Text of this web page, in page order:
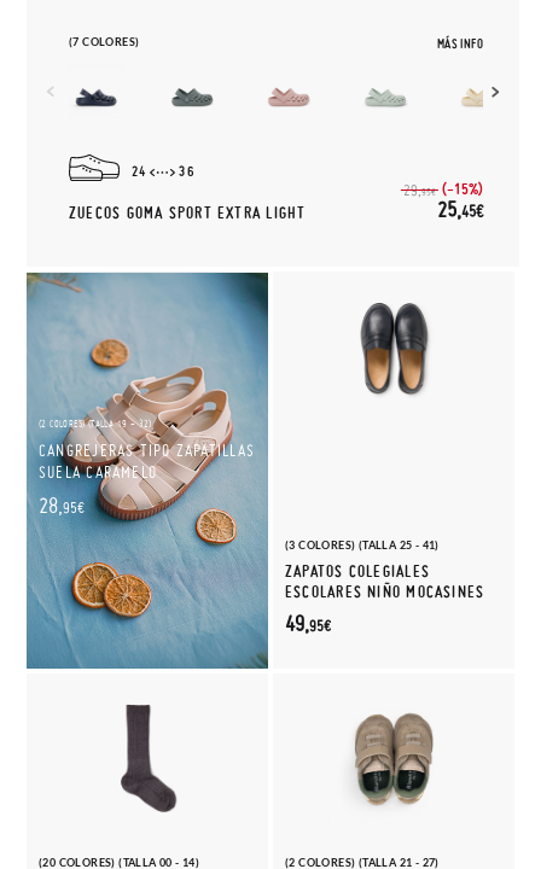
(7 COLORES) MÁS INFO
24 36
ZUECOS GOMA SPORT EXTRA LIGHT
29,95€ (-15%)
25,45€
(2 COLORES) (TALLA 19 - 32)
CANGREJERAS TIPO ZAPATILLAS
SUELA CARAMELO
28, 95€
(3 COLORES) (TALLA 25 - 41)
ZAPATOS COLEGIALES
ESCOLARES NIÑO MOCASINES
49,95€
(20 COLORES) (TALLA 00 - 14) (2 COLORES) (TALLA 21 - 27)